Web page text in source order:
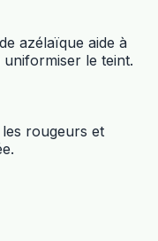
azélaïque aide à
le teint.
rougeurs et